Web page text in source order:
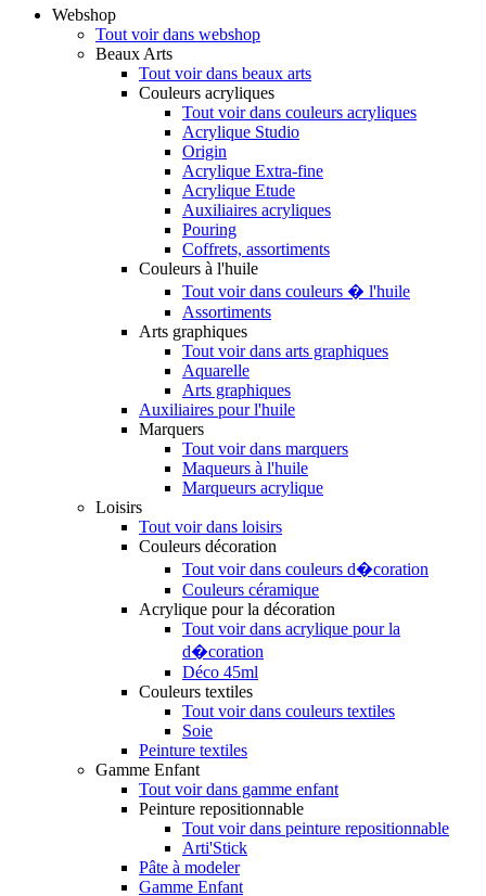
Webshop
Tout voir dans webshop
Beaux Arts
Tout voir dans beaux arts
Couleurs acryliques
Tout voir dans couleurs acryliques
Acrylique Studio
Origin
Acrylique Extra-fine
Acrylique Etude
Auxiliaires acryliques
Pouring
Coffrets, assortiments
Couleurs à l'huile
Tout voir dans couleurs � l'huile
Assortiments
Arts graphiques
Tout voir dans arts graphiques
Aquarelle
Arts graphiques
Auxiliaires pour l'huile
Marquers
Tout voir dans marquers
Maqueurs à l'huile
Marqueurs acrylique
Loisirs
Tout voir dans loisirs
Couleurs décoration
Tout voir dans couleurs d�coration
Couleurs céramique
Acrylique pour la décoration
Tout voir dans acrylique pour la
d�coration
Déco 45ml
Couleurs textiles
Tout voir dans couleurs textiles
Soie
Peinture textiles
Gamme Enfant
Tout voir dans gamme enfant
Peinture repositionnable
Tout voir dans peinture repositionnable
Arti'Stick
Pâte à modeler
Gamme Enfant